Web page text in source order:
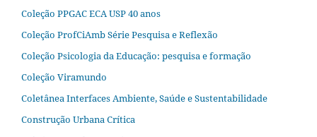
Coleção PPGAC ECA USP 40 anos
Coleção ProfCiAmb Série Pesquisa e Reflexão
Coleção Psicologia da Educação: pesquisa e formação
Coleção Viramundo
Coletânea Interfaces Ambiente, Saúde e Sustentabilidade
Construção Urbana Crítica